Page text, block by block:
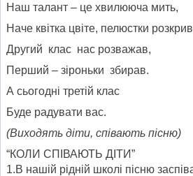
Наш талант – це хвилююча мить,
Наче квітка цвіте, пелюстки
Другий клас нас розважав,
Перший – зіроньки збирав.
А сьогодні третій клас
Буде радувати вас.
(Виходять діти, співають пісню)
“КОЛИ СПІВАЮТЬ ДІТИ”
1.В нашій рідній школі пісню